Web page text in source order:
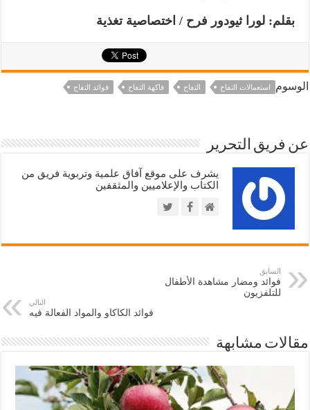
بقلم: لورا ثيودور فرح / اختصاصية تغذية
الوسوم استعمالات التفاح التفاح فاكهة التفاح فوائد التفاح
عن فريق التحرير
يشرف على موقع آفاق علمية وتربوية فريق من
الكتاب والإعلاميين والمثقفين
السابق
فوائد ومضار مشاهدة الأطفال
للتلفزيون
التالي
فوائد الكاكاو والمواد الفعالة فيه
مقالات مشابهة